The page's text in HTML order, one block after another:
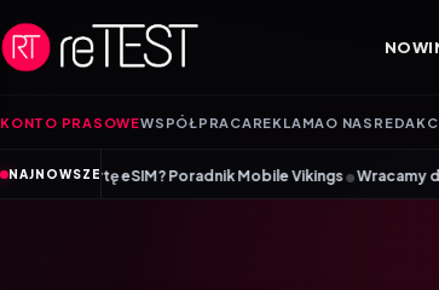
KONTO PRASOWEWSPÓŁPRACA REKLAMA O NAS
NAJNOWSZE
Poradnik Mobile Vikings•Wracamy do szkoły z iiyama